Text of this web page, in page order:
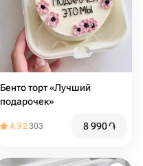
Бенто торт «Лучший
подарочек»
4.92303 8 990֏